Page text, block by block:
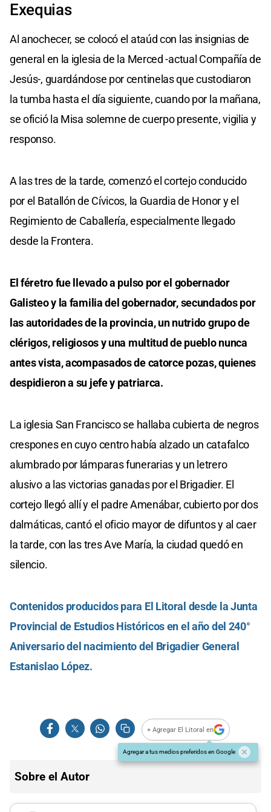
Exequias
Al anochecer, se colocó el ataúd con las insignias de
general en la iglesia de la Merced -actual Compañía de
Jesús-, guardándose por centinelas que custodiaron
la tumba hasta el día siguiente, cuando por la mañana,
se ofició la Misa solemne de cuerpo presente, vigilia y
responso.
A las tres de la tarde, comenzó el cortejo conducido
por el Batallón de Cívicos, la Guardia de Honor y el
Regimiento de Caballería, especialmente llegado
desde la Frontera.
El féretro fue llevado a pulso por el gobernador
Galisteo y la familia del gobernador, secundados por
las autoridades de la provincia, un nutrido grupo de
clérigos, religiosos y una multitud de pueblo nunca
antes vista, acompasados de catorce pozas, quienes
despidieron a su jefe y patriarca.
La iglesia San Francisco se hallaba cubierta de negros
crespones en cuyo centro había alzado un catafalco
alumbrado por lámparas funerarias y un letrero
alusivo a las victorias ganadas por el Brigadier. El
cortejo llegó allí y el padre Amenábar, cubierto por dos
dalmáticas, cantó el oficio mayor de difuntos y al caer
la tarde, con las tres Ave María, la ciudad quedó en
silencio.
Contenidos producidos para El Litoral desde la Junta
Provincial de Estudios Históricos en el año del 240°
Aniversario del nacimiento del Brigadier General
Estanislao López.
+ Agregar El Litoral en
Agregar a tus medios preferidos en Google
Sobre el Autor